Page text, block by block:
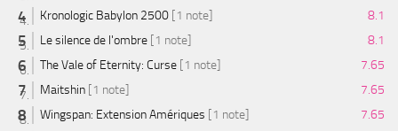
Kronologic Babylon 2500 [1 note]
8.1
Le silence de l'ombre [1 note]
8.1
The Vale of Eternity: Curse [1 note]
7.65
Maitshin [1 note]
7.65
Wingspan: Extension Amériques [1 note]
7.65